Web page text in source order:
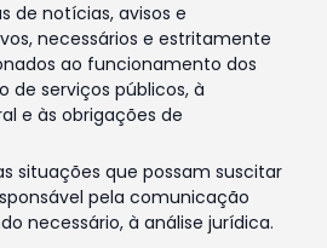
de notícias, avisos e
necessários e estritamente
ao funcionamento dos
de serviços públicos, à
e às obrigações de
situações que possam suscitar
pela comunicação
necessário, à análise jurídica.